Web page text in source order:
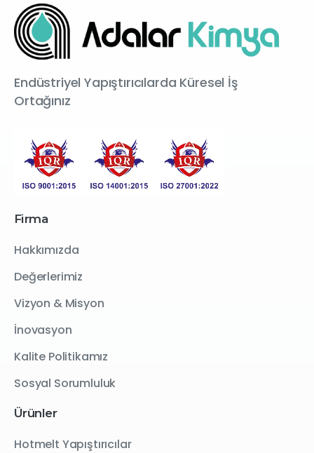
Endüstriyel Yapıştırıcılarda Küresel İş
Ortağınız
Firma
Hakkımızda
Değerlerimiz
Vizyon & Misyon
İnovasyon
Kalite Politikamız
Sosyal Sorumluluk
Ürünler
Hotmelt Yapıştırıcılar